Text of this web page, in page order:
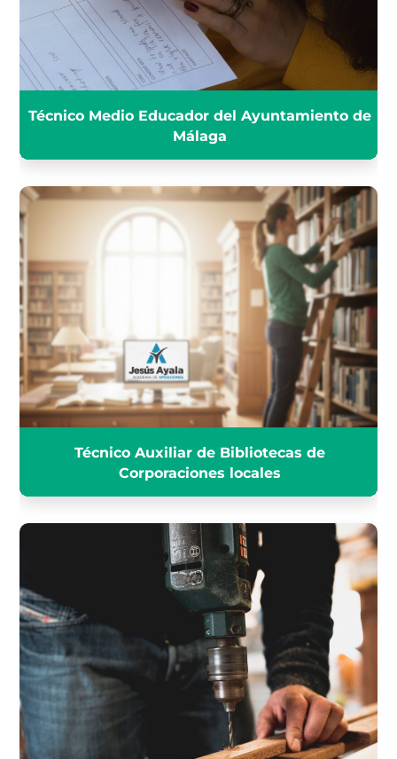
Técnico Medio Educador del Ayuntamiento de
Málaga
INFÓRMATE
Técnico Auxiliar de Bibliotecas de
Corporaciones locales
Técnico Auxiliar de Bibliotecas
de Corporaciones locales
INFÓRMATE
CONSERJE ESCOLAR DEL
AYUNTAMIENTO Y PARTE
COMÚN DE PERSONAL DE
OFICIOS
INFÓRMATE